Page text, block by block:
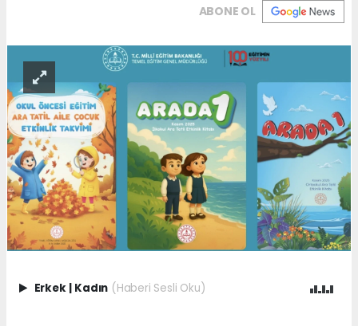
ABONE OL
Erkek | Kadın (Haberi Sesli Oku)